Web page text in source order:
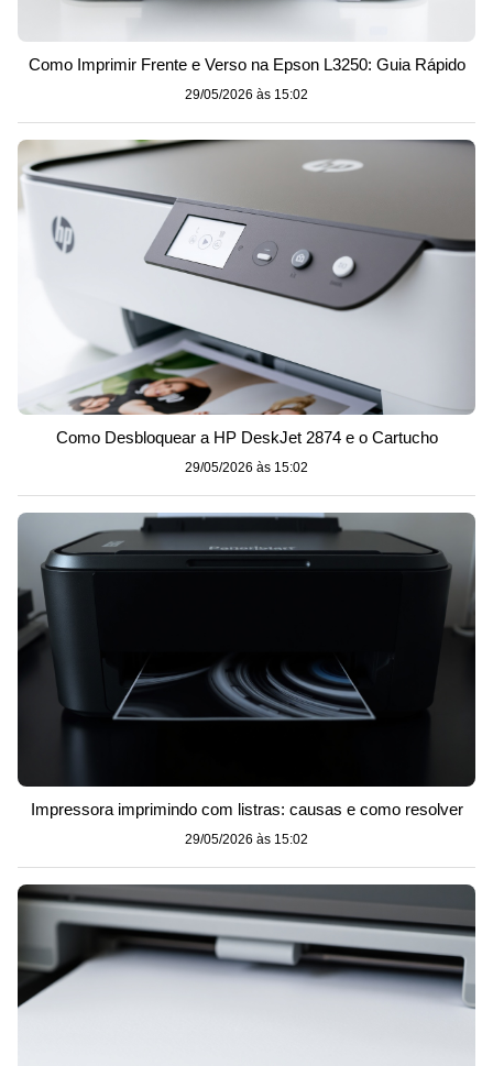
Como Imprimir Frente e Verso na Epson L3250: Guia Rápido
29/05/2026 às 15:02
Como Desbloquear a HP DeskJet 2874 e o Cartucho
29/05/2026 às 15:02
Impressora imprimindo com listras: causas e como resolver
29/05/2026 às 15:02